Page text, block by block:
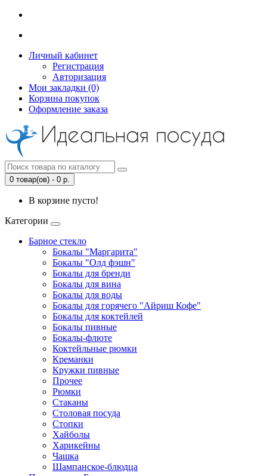
Личный кабинет
Регистрация
Авторизация
Мои закладки (0)
Корзина покупок
Оформление заказа
0 товар(ов) - 0 р.
В корзине пусто!
Категории
Барное стекло
Бокалы "Маргарита"
Бокалы "Олд фэшн"
Бокалы для бренди
Бокалы для вина
Бокалы для воды
Бокалы для горячего "Айриш Кофе"
Бокалы для коктейлей
Бокалы пивные
Бокалы-флюте
Коктейльные рюмки
Креманки
Кружки пивные
Прочее
Рюмки
Стаканы
Столовая посуда
Стопки
Хайболы
Харикейны
Чашка
Шампанское-блюдца